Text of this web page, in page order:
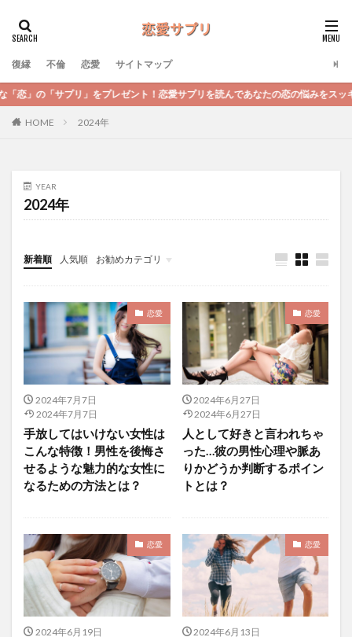
復縁 不倫 恋愛 サイトマップ
プリ」をプレゼント！恋愛サプリを読んであなたの恋の悩みをスッキリ解決して
HOME 2024年
YEAR
2024年
新着順 人気順 お勧めカテゴリ
未分類
恋愛
2024年7月7日
2024年7月7日
手放してはいけない女性は
こんな特徴！男性を後悔さ
せるような魅力的な女性に
なるための方法とは？
恋愛
2024年6月27日
2024年6月27日
人として好きと言われちゃ
った…彼の男性心理や脈あ
りかどうか判断するポイン
トとは？
恋愛
2024年6月19日
恋愛
2024年6月13日